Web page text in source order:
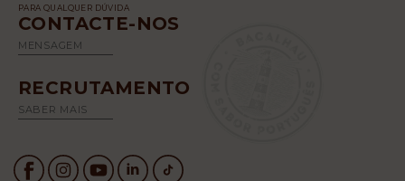
PARA QUALQUER DÚVIDA
CONTACTE-NOS
MENSAGEM
RECRUTAMENTO
SABER MAIS